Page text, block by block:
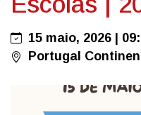
15 maio, 2026 |
Portugal